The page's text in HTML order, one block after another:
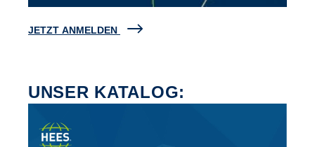
JETZT ANMELDEN
UNSER KATALOG: